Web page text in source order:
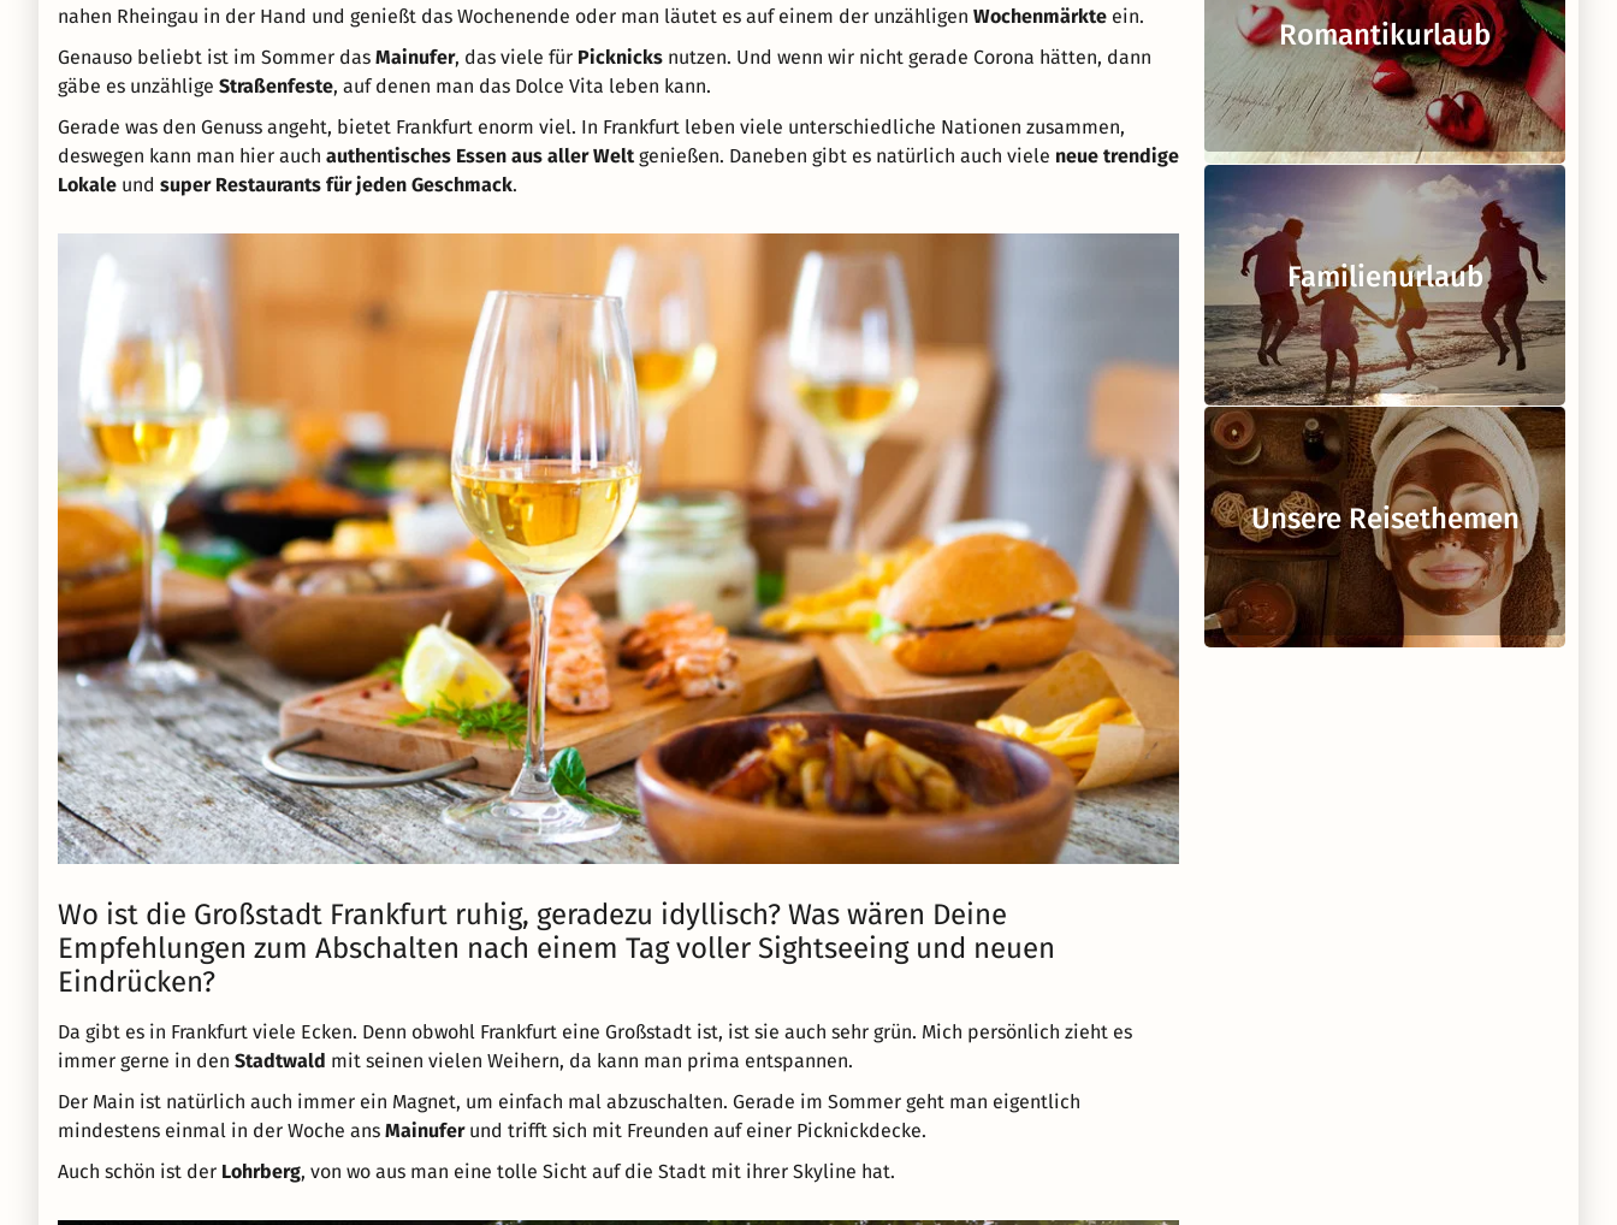
nahen Rheingau in der Hand und genießt das Wochenende oder man läutet es auf einem der unzähligen Wochenmärkte ein.
Genauso beliebt ist im Sommer das Mainufer, das viele für Picknicks nutzen. Und wenn wir nicht gerade Corona hätten, dann
gäbe es unzählige Straßenfeste, auf denen man das Dolce Vita leben kann.
Gerade was den Genuss angeht, bietet Frankfurt enorm viel. In Frankfurt leben viele unterschiedliche Nationen zusammen,
deswegen kann man hier auch authentisches Essen aus aller Welt genießen. Daneben gibt es natürlich auch viele neue trendige
Lokale und super Restaurants für jeden Geschmack.
Wo ist die Großstadt Frankfurt ruhig, geradezu idyllisch? Was wären Deine
Empfehlungen zum Abschalten nach einem Tag voller Sightseeing und neuen
Eindrücken?
Da gibt es in Frankfurt viele Ecken. Denn obwohl Frankfurt eine Großstadt ist, ist sie auch sehr grün. Mich persönlich zieht es
immer gerne in den Stadtwald mit seinen vielen Weihern, da kann man prima entspannen.
Der Main ist natürlich auch immer ein Magnet, um einfach mal abzuschalten. Gerade im Sommer geht man eigentlich
mindestens einmal in der Woche ans Mainuferund trifft sich mit Freunden auf einer Picknickdecke.
Auch schön ist der Lohrberg, von wo aus man eine tolle Sicht auf die Stadt mit ihrer Skyline hat.
Romantikurlaub
Familienurlaub
Unsere Reisethemen